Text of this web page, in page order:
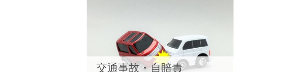
交通事故・自賠責